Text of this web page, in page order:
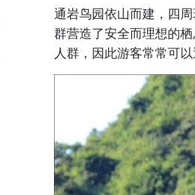
通岩鸟园依山而建，四
群营造了安全而理想的
人群，因此游客常常可